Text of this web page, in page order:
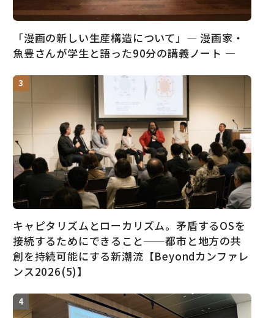
「漫画の新しい生産構造について」― 漫画家・
魚豊さんが学生と語った90分の講義ノート ―
キャピタリズムとローカリズム。矛盾するOSを
接続するためにできること──都市と地方の共
創を持続可能にする新潮流【Beyondカンファレ
ンス2026(5)】